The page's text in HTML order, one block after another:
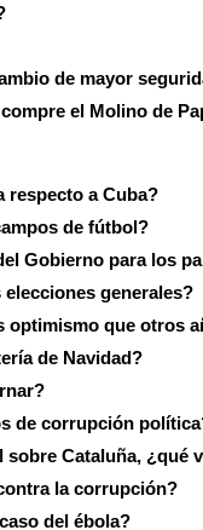
de mayor
el Molino de
respecto a Cuba?
de fútbol?
Gobierno para los
generales?
optimismo que otros
de Navidad?
de corrupción
Cataluña, ¿qué
la corrupción?
del ébola?